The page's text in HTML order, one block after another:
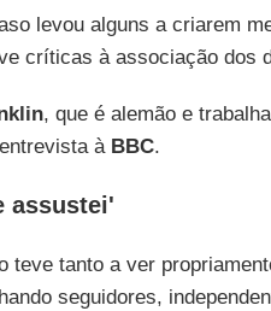
levou alguns a criarem
críticas à associação dos
, que é alemão e
à BBC.
assustei'
teve tanto a ver
seguidores,